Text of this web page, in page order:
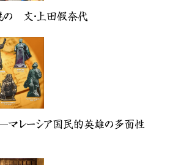
もの 文・上田假奈代
─マレーシア国民的英雄の多面性